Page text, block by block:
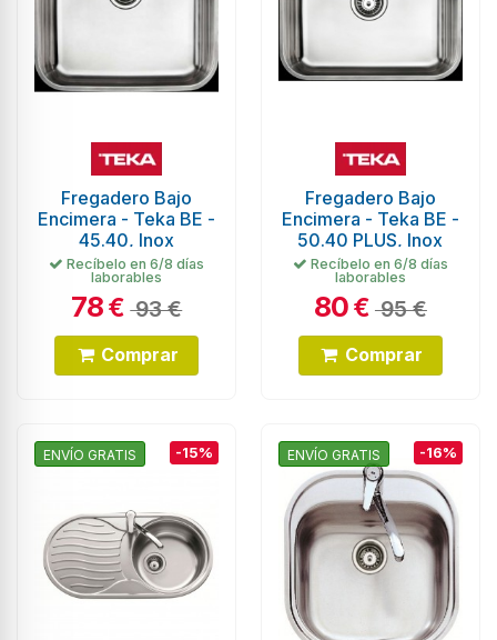
Fregadero Bajo
Encimera - Teka BE -
45.40, Inox
Recíbelo en 6/8 días
laborables
78€ 93 €
Comprar
Fregadero Bajo
Encimera - Teka BE -
50.40 PLUS, Inox
Recíbelo en 6/8 días
laborables
80€ 95 €
Comprar
ENVÍO GRATIS -15% ENVÍO GRATIS -16%